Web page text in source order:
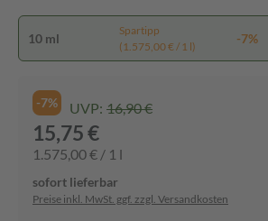
10 ml
Spartipp
(1.575,00 € / 1 l)
-7%
-7% UVP: 16,90 €
15,75 €
1.575,00 € / 1 l
sofort lieferbar
Preise inkl. MwSt. ggf. zzgl. Versandkosten